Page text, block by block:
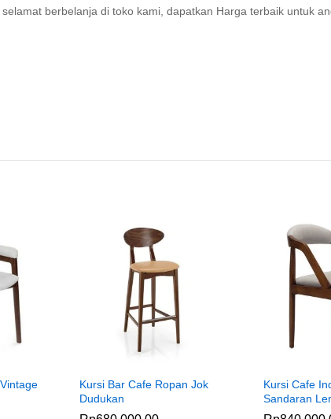
berbelanja di toko kami, dapatkan Harga terbaik untuk
Kursi Bar Cafe Ropan Jok
Dudukan
Kursi Cafe
Sandaran